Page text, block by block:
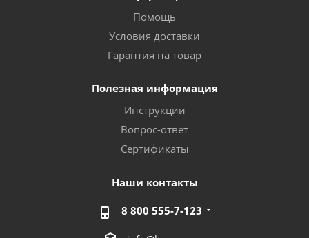
Помощь
Условия доставки
Гарантия на товар
Полезная информация
Инструкции
Вопрос-ответ
Сертификаты
Наши контакты
8 800 555-7-123